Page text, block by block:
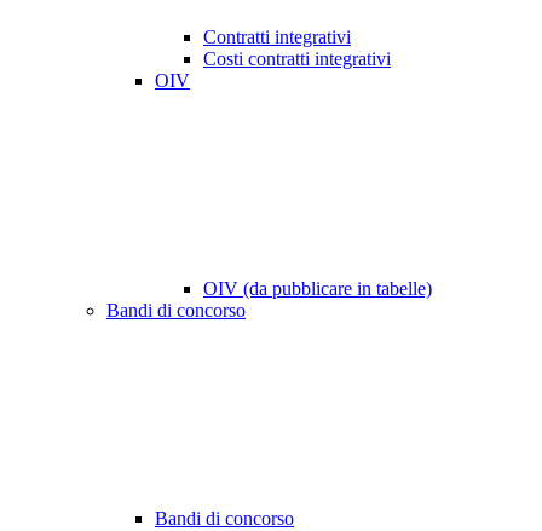
Contratti integrativi
Costi contratti integrativi
OIV
OIV (da pubblicare in tabelle)
Bandi di concorso
Bandi di concorso